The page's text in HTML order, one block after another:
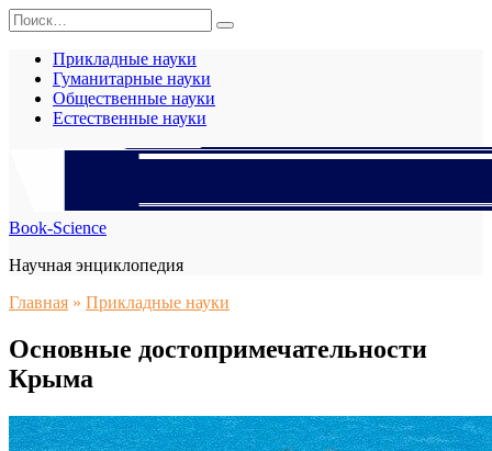
Перейти
к
содержанию
Search
for:
Прикладные науки
Гуманитарные науки
Общественные науки
Естественные науки
Book-Science
Научная энциклопедия
Главная » Прикладные науки
Основные достопримечательности
Крыма